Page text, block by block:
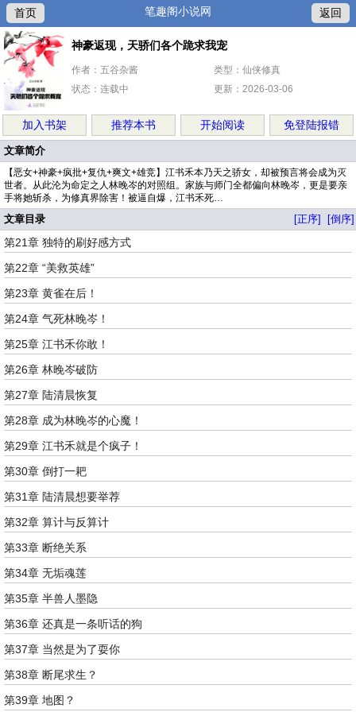
首页 笔趣阁小说网 返回
神豪返现，天骄们各个跪求我宠
作者：五谷杂酱
类型：仙侠修真
状态：连载中
更新：2026-03-06
加入书架 推荐本书 开始阅读 免登陆报错
文章简介
【恶女+神豪+疯批+复仇+爽文+雄竞】江书禾本乃天之骄女，却被预言将会成为灭
世者。从此沦为命定之人林晚岑的对照组。家族与师门全都偏向林晚岑，更是要亲
手将她斩杀，为修真界除害！被逼自爆，江书禾死…
文章目录 [正序] [倒序]
第21章 独特的刷好感方式
第22章 “美救英雄”
第23章 黄雀在后！
第24章 气死林晚岑！
第25章 江书禾你敢！
第26章 林晚岑破防
第27章 陆清晨恢复
第28章 成为林晚岑的心魔！
第29章 江书禾就是个疯子！
第30章 倒打一耙
第31章 陆清晨想要举荐
第32章 算计与反算计
第33章 断绝关系
第34章 无垢魂莲
第35章 半兽人墨隐
第36章 还真是一条听话的狗
第37章 当然是为了耍你
第38章 断尾求生？
第39章 地图？